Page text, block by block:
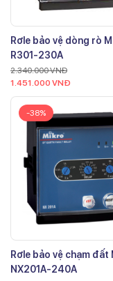
Rơle bảo vệ dòng rò
R301-230A
2.340.000VNĐ
1.451.000 VNĐ
-38%
Rơle bảo vệ chạm đất
NX201A-240A